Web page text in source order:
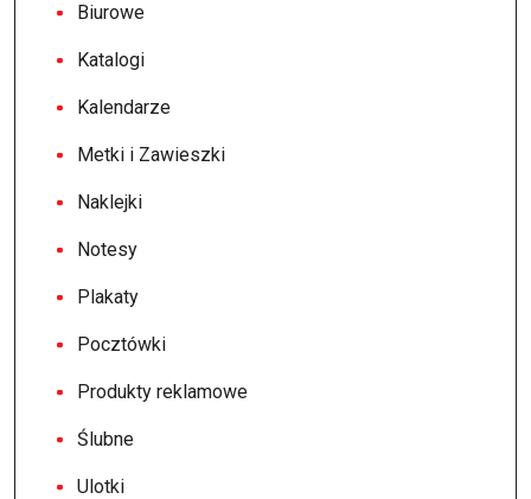
Biurowe
Katalogi
Kalendarze
Metki i Zawieszki
Naklejki
Notesy
Plakaty
Pocztówki
Produkty reklamowe
Ślubne
Ulotki